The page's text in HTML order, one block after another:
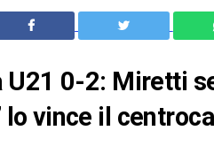
0-2: Miretti
lo vince il